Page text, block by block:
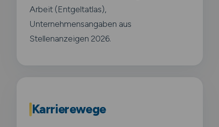
Arbeit (Entgeltatlas),
Unternehmensangaben aus
Stellenanzeigen 2026.
Karrierewege